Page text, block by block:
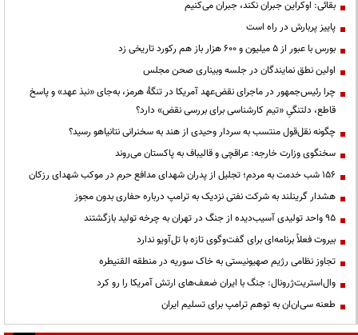
بقائی: اوکراین جبران نکند، جبران می‌کنیم
پاییز پربارش در راه است
بورس با عبور از ۵ میلیون و ۶۰۰ هزار باز هم رکورد تاریخی زد
اولین نطق نمایندگان در جلسه وبیناری صحن مجلس
چرا رئیس‌جمهور در ماجرای نقض‌عهد آمریکا در تنگهٔ هرمز، به‌جای «نبذ عهد» و پاسخ
قاطع، دلتنگیِ «تیم کارشناسی برای بررسی نقض» دارد؟
چگونه نقل‌قول منتسب به سردار وحیدی از هند به سخنرانی نتانیاهو رسید؟
سخنگوی وزارت خارجه: عراقچی و قالیباف به پاکستان می‌روند
۱۵۶ شب خدمت به مردم؛ تجلیل از پدران شهدای مدافع حرم در موکب شهدای رزکان
هشدار گرینلند به شرکت نفتی نزدیک به ترامپ درباره حفاری بدون مجوز
95 واحد تولیدی آسیب‌دیده از جنگ در تهران به چرخه تولید بازگشتند
بیروت فعلاً برنامه‌ای برای گفت‌وگوی تازه با تل‌آویو ندارد
تجاوز نظامی رژیم صهیونیستی به خاک سوریه در منطقه القنیطره
وال‌استریت‌ژرونال: جنگ با ایران ضعف‌های ارتش آمریکا را رو کرد
طعنه سی‌ان‌ان به توهم ترامپ برای تسلیم ایران